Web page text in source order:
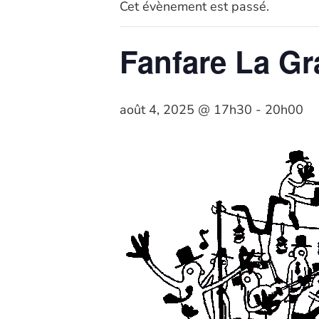
Cet évènement est passé.
Fanfare La
août 4, 2025 @ 17h30 - 20h00